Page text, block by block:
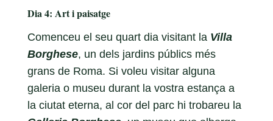
Dia 4: Art i paisatge
Comenceu el seu quart dia visitant la Villa
Borghese, un dels jardins públics més
grans de Roma. Si voleu visitar alguna
galeria o museu durant la vostra estança a
la ciutat eterna, al cor del parc hi trobareu la